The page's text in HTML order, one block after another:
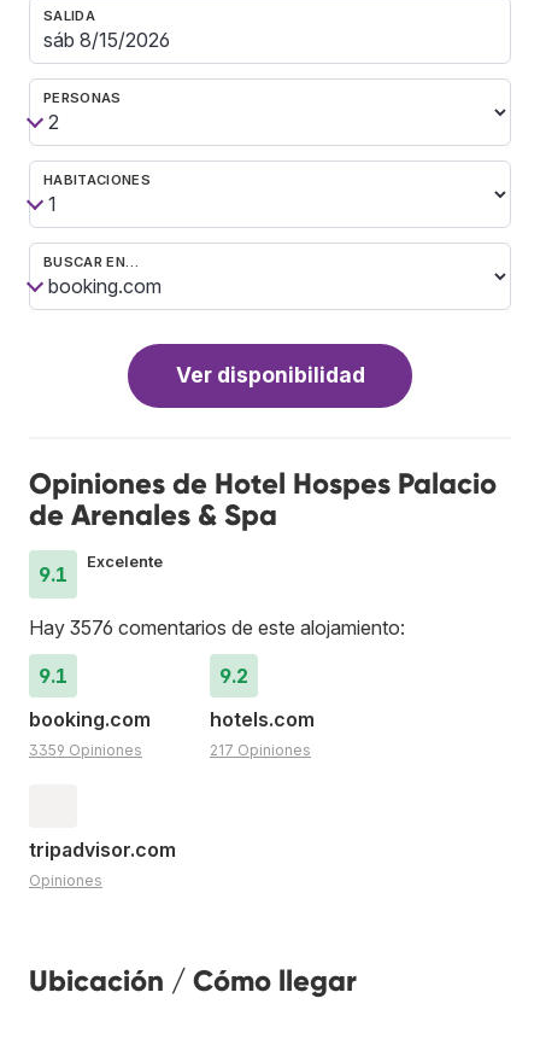
SALIDA
PERSONAS
HABITACIONES
BUSCAR EN…
Ver disponibilidad
Opiniones de Hotel Hospes Palacio
de Arenales & Spa
9.1
Excelente
Hay 3576 comentarios de este alojamiento:
9.1
booking.com
3359 Opiniones
9.2
hotels.com
217 Opiniones
tripadvisor.com
Opiniones
Ubicación / Cómo llegar